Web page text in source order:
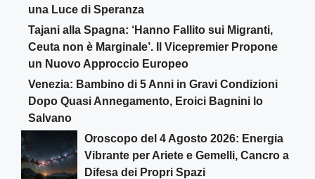
una Luce di Speranza
Tajani alla Spagna: ‘Hanno Fallito sui Migranti,
Ceuta non è Marginale’. Il Vicepremier Propone
un Nuovo Approccio Europeo
Venezia: Bambino di 5 Anni in Gravi Condizioni
Dopo Quasi Annegamento, Eroici Bagnini lo
Salvano
Oroscopo del 4 Agosto 2026: Energia
Vibrante per Ariete e Gemelli, Cancro a
Difesa dei Propri Spazi